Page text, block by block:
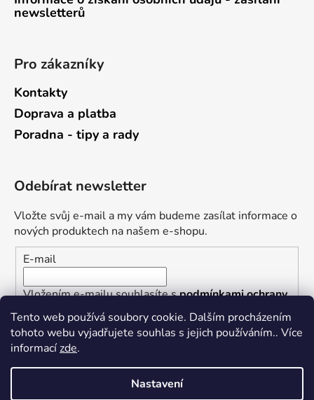
Tento web používá soubory cookie. Dalším procházením
tohoto webu vyjadřujete souhlas s jejich používáním.. Více
informacízde.
Nastavení
newsletterů
Pro zákazníky
Kontakty
Doprava a platba
Poradna - tipy a rady
Odebírat newsletter
Vložte svůj e-mail a my vám budeme zasílat informace o
nových produktech na našem e-shopu.
E-mail
Vložením e-mailu souhlasíte spodmínkami ochrany
osobních údajů
PŘIHLÁSIT SE